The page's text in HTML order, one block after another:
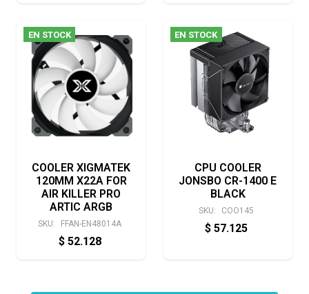
EN STOCK
COOLER XIGMATEK
120MM X22A FOR
AIR KILLER PRO
ARTIC ARGB
SKU: FFAN-EN48014A
$ 52.128
EN STOCK
CPU COOLER
JONSBO CR-1400 E
BLACK
SKU: COO145
$ 57.125